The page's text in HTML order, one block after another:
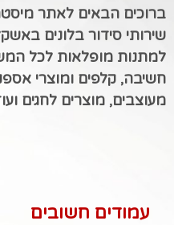
ברוכים הבאים לאתר
שירותי סידור בלונים
למתנות מופלאות לכל
חשיבה, קלפים ומוצרי
מעוצבים, מוצרים לחגים
עמודים חשובים